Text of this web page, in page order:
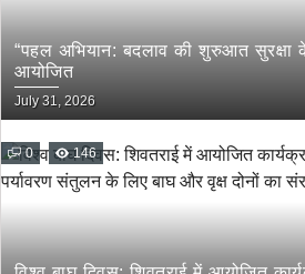
“पहल अभियान: बदलाव की शुरुआत सुरक्षा के
आयोजित
July 31, 2026
0 146